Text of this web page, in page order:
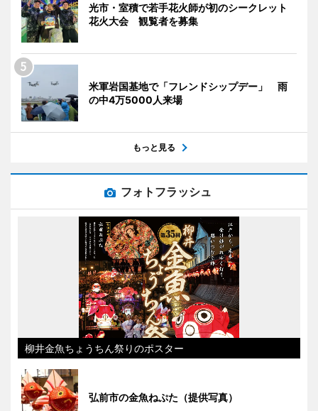
光市・室積で若手花火師が初のシークレット
花火大会 観覧者を募集
米軍岩国基地で「フレンドシップデー」 雨
の中4万5000人来場
もっと見る
フォトフラッシュ
柳井金魚ちょうちん祭りのポスター
弘前市の金魚ねぷた（提供写真）